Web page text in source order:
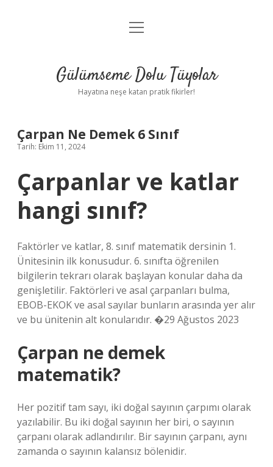
Anasayfa
Yasal Uyarı
menüyü
Gülümseme Dolu Tüyolar
Hayatına neşe katan pratik fikirler!
Çarpan Ne Demek 6 Sınıf
Tarih: Ekim 11, 2024
Çarpanlar ve katlar
hangi sınıf?
Faktörler ve katlar, 8. sınıf matematik dersinin 1.
Ünitesinin ilk konusudur. 6. sınıfta öğrenilen
bilgilerin tekrarı olarak başlayan konular daha da
genişletilir. Faktörleri ve asal çarpanları bulma,
EBOB-EKOK ve asal sayılar bunların arasında yer alır
ve bu ünitenin alt konularıdır. �29 Ağustos 2023
Çarpan ne demek
matematik?
Her pozitif tam sayı, iki doğal sayının çarpımı olarak
yazılabilir. Bu iki doğal sayının her biri, o sayının
çarpanı olarak adlandırılır. Bir sayının çarpanı, aynı
zamanda o sayının kalansız bölenidir.